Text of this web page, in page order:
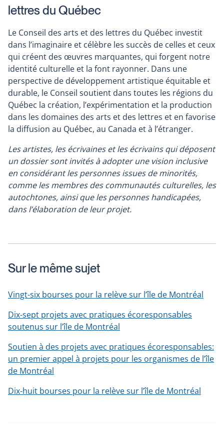
lettres du Québec
Le Conseil des arts et des lettres du Québec investit
dans l’imaginaire et célèbre les succès de celles et ceux
qui créent des œuvres marquantes, qui forgent notre
identité culturelle et la font rayonner. Dans une
perspective de développement artistique équitable et
durable, le Conseil soutient dans toutes les régions du
Québec la création, l’expérimentation et la production
dans les domaines des arts et des lettres et en favorise
la diffusion au Québec, au Canada et à l’étranger.
Les artistes, les écrivaines et les écrivains qui déposent
un dossier sont invités à adopter une vision inclusive
en considérant les personnes issues de minorités,
comme les membres des communautés culturelles, les
autochtones, ainsi que les personnes handicapées,
dans l’élaboration de leur projet.
Sur le même sujet
Vingt-six bourses pour la relève sur l’île de Montréal
Dix-sept projets avec pratiques écoresponsables
soutenus sur l’île de Montréal
Soutien à des projets avec pratiques écoresponsables:
un premier appel à projets pour les organismes de l’île
de Montréal
Dix-huit bourses pour la relève sur l’île de Montréal